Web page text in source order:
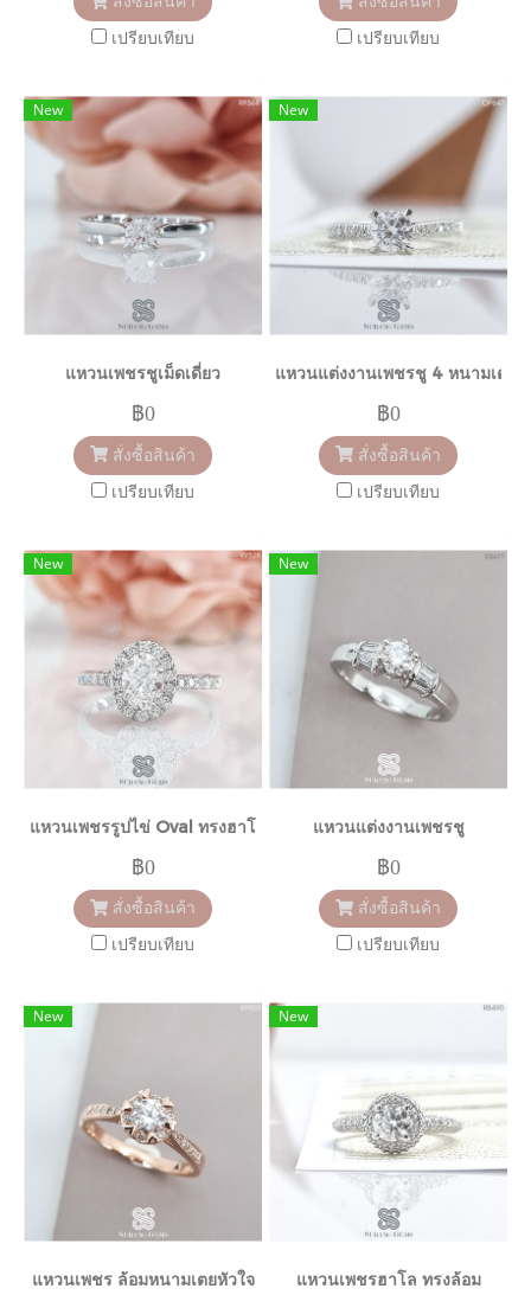
เปรียบเทียบ เปรียบเทียบ
New
แหวนเพชรชูเม็ดเดี่ยว
฿0
สั่งซื้อสินค้า
เปรียบเทียบ
New
แหวนแต่งงานเพชรชู 4 หนามเตย
฿0
สั่งซื้อสินค้า
เปรียบเทียบ
New
แหวนเพชรรูปไข่ Oval ทรงฮาโล
฿0
สั่งซื้อสินค้า
เปรียบเทียบ
New
แหวนแต่งงานเพชรชู
฿0
สั่งซื้อสินค้า
เปรียบเทียบ
New
แหวนเพชร ล้อมหนามเตยหัวใจ
New
แหวนเพชรฮาโล ทรงล้อม